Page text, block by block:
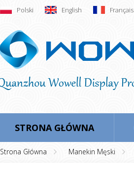
Polski English Français
STRONA GŁÓWNA
Strona Główna Manekin Męski